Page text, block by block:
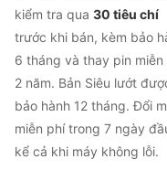
Cụm 3 camera +
điểm cộng lớn nhất
Nhược điểm
kiểm tra qua 30 tiêu chí
trước khi bán, kèm bảo
6 tháng và thay pin miễn
2 năm. Bản Siêu lướt
bảo hành 12 tháng. Đổi
miễn phí trong 7 ngày
kể cả khi máy không lỗi.